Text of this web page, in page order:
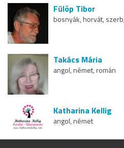
Fülöp Tibor
bosnyák, horvát,
Takács Mária
angol, német, román
Katharina Kellig
angol, német